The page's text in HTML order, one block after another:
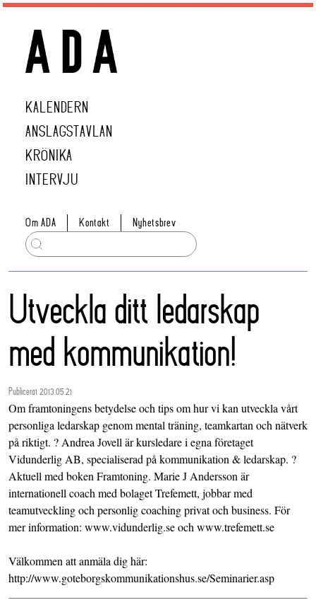
KALENDERN
ANSLAGSTAVLAN
KRÖNIKA
INTERVJU
Om ADA Kontakt Nyhetsbrev
Utveckla ditt ledarskap
med kommunikation!
Publicerat 2013.05.21
Om framtoningens betydelse och tips om hur vi kan utveckla vårt
personliga ledarskap genom mental träning, teamkartan och nätverk
på riktigt. ? Andrea Jovell är kursledare i egna företaget
Vidunderlig AB, specialiserad på kommunikation & ledarskap. ?
Aktuell med boken Framtoning. Marie J Andersson är
internationell coach med bolaget Trefemett, jobbar med
teamutveckling och personlig coaching privat och business. För
mer information: www.vidunderlig.se och www.trefemett.se
Välkommen att anmäla dig här:
http://www.goteborgskommunikationshus.se/Seminarier.asp